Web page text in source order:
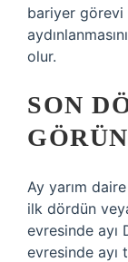
bariyer görevi
olur.
SON
Ay yarım
ilk dördün
evresinde ayı
evresinde